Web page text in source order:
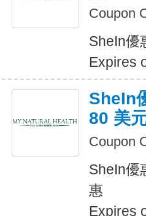
Coupon
SheIn優
Expires
SheIn
80 美
Coupon
SheIn優
惠
Expires